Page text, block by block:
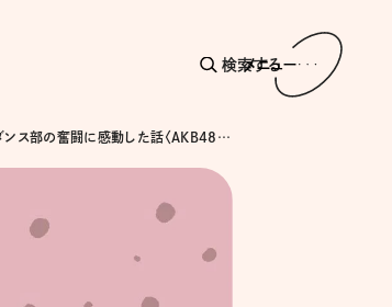
検索する
メニュー
キンタロー。が女子高校生ダンス部の奮闘に感動した話〈AKB48 / 初日〉